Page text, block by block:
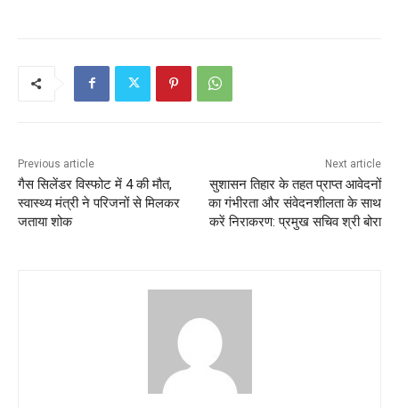
Previous article
गैस सिलेंडर विस्फोट में 4 की मौत,
स्वास्थ्य मंत्री ने परिजनों से मिलकर
जताया शोक
Next article
सुशासन तिहार के तहत प्राप्त आवेदनों
का गंभीरता और संवेदनशीलता के साथ
करें निराकरण: प्रमुख सचिव श्री बोरा